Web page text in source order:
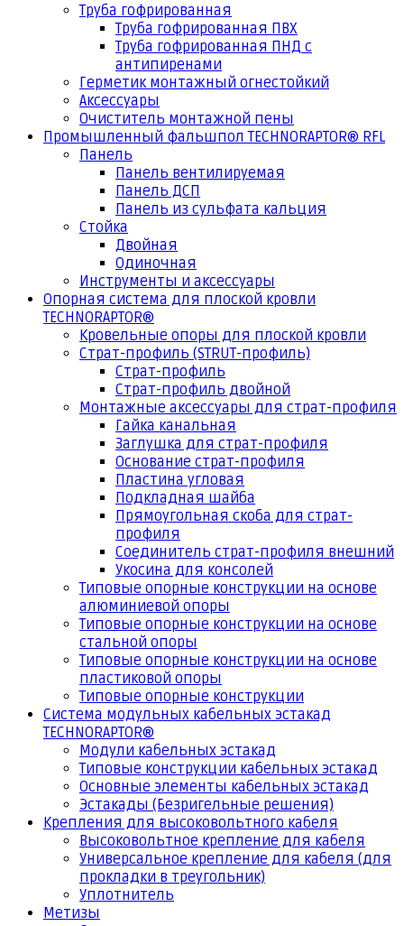
Труба гофрированная
Труба гофрированная ПВХ
Труба гофрированная ПНД с
антипиренами
Герметик монтажный огнестойкий
Аксессуары
Очиститель монтажной пены
Промышленный фальшпол TECHNORAPTOR® RFL
Панель
Панель вентилируемая
Панель ДСП
Панель из сульфата кальция
Стойка
Двойная
Одиночная
Инструменты и аксессуары
Опорная система для плоской кровли
TECHNORAPTOR®
Кровельные опоры для плоской кровли
Страт-профиль (STRUT-профиль)
Страт-профиль
Страт-профиль двойной
Монтажные аксессуары для страт-профиля
Гайка канальная
Заглушка для страт-профиля
Основание страт-профиля
Пластина угловая
Подкладная шайба
Прямоугольная скоба для страт-
профиля
Соединитель страт-профиля внешний
Укосина для консолей
Типовые опорные конструкции на основе
алюминиевой опоры
Типовые опорные конструкции на основе
стальной опоры
Типовые опорные конструкции на основе
пластиковой опоры
Типовые опорные конструкции
Система модульных кабельных эстакад
TECHNORAPTOR®
Модули кабельных эстакад
Типовые конструкции кабельных эстакад
Основные элементы кабельных эстакад
Эстакады (Безригельные решения)
Крепления для высоковольтного кабеля
Высоковольтное крепление для кабеля
Универсальное крепление для кабеля (для
прокладки в треугольник)
Уплотнитель
Метизы